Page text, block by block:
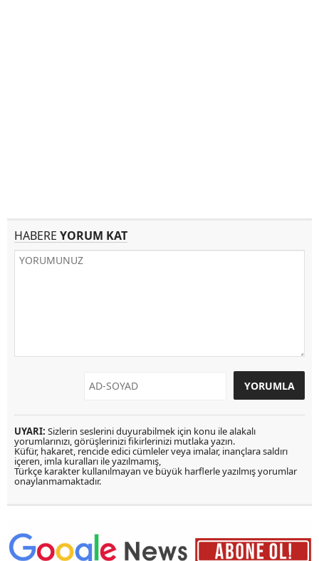
HABERE YORUM KAT
UYARI: Sizlerin seslerini duyurabilmek için konu ile alakalı
yorumlarınızı, görüşlerinizi fikirlerinizi mutlaka yazın.
Küfür, hakaret, rencide edici cümleler veya imalar, inançlara saldırı
içeren, imla kuralları ile yazılmamış,
Türkçe karakter kullanılmayan ve büyük harflerle yazılmış yorumlar
onaylanmamaktadır.